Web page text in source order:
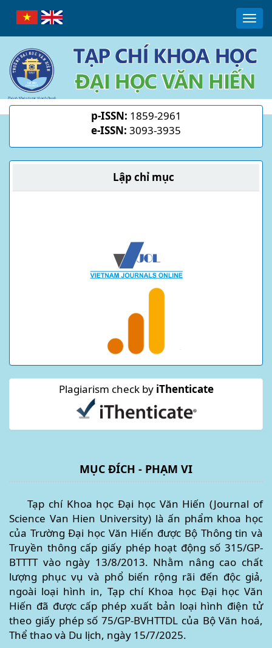
Navigation
Main
Content
Sidebar
p-ISSN: 1859-2961
e-ISSN: 3093-3935
Lập chỉ mục
Plagiarism check byiThenticate
MỤC ĐÍCH - PHẠM VI
Tạp chí Khoa học Đại học Văn Hiến (Journal of
Science Van Hien University) là ấn phẩm khoa học
của Trường Đại học Văn Hiến được Bộ Thông tin và
Truyền thông cấp giấy phép hoạt động số 315/GP-
BTTTT vào ngày 13/8/2013. Nhằm nâng cao chất
lượng phục vụ và phổ biến rộng rãi đến độc giả,
ngoài loại hình in, Tạp chí Khoa học Đại học Văn
Hiến đã được cấp phép xuất bản loại hình điện tử
theo giấy phép số 75/GP-BVHTTDL của Bộ Văn hoá,
Thể thao và Du lịch, ngày 15/7/2025.